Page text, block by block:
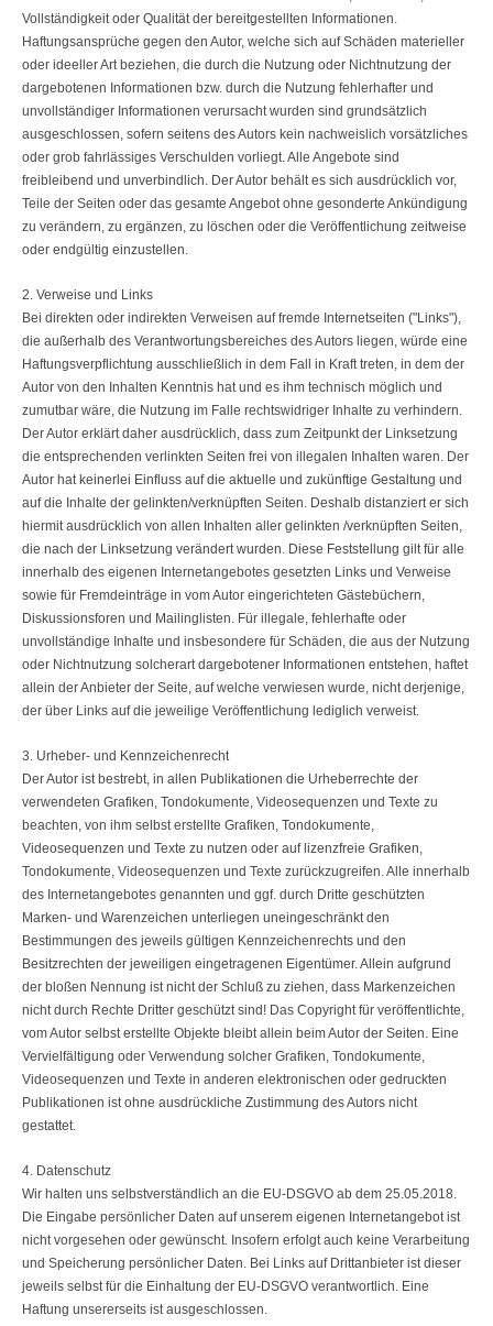
Vollständigkeit oder Qualität der bereitgestellten Informationen.
Haftungsansprüche gegen den Autor, welche sich auf Schäden materieller
oder ideeller Art beziehen, die durch die Nutzung oder Nichtnutzung der
dargebotenen Informationen bzw. durch die Nutzung fehlerhafter und
unvollständiger Informationen verursacht wurden sind grundsätzlich
ausgeschlossen, sofern seitens des Autors kein nachweislich vorsätzliches
oder grob fahrlässiges Verschulden vorliegt. Alle Angebote sind
freibleibend und unverbindlich. Der Autor behält es sich ausdrücklich vor,
Teile der Seiten oder das gesamte Angebot ohne gesonderte Ankündigung
zu verändern, zu ergänzen, zu löschen oder die Veröffentlichung zeitweise
oder endgültig einzustellen.
2. Verweise und Links
Bei direkten oder indirekten Verweisen auf fremde Internetseiten ("Links"),
die außerhalb des Verantwortungsbereiches des Autors liegen, würde eine
Haftungsverpflichtung ausschließlich in dem Fall in Kraft treten, in dem der
Autor von den Inhalten Kenntnis hat und es ihm technisch möglich und
zumutbar wäre, die Nutzung im Falle rechtswidriger Inhalte zu verhindern.
Der Autor erklärt daher ausdrücklich, dass zum Zeitpunkt der Linksetzung
die entsprechenden verlinkten Seiten frei von illegalen Inhalten waren. Der
Autor hat keinerlei Einfluss auf die aktuelle und zukünftige Gestaltung und
auf die Inhalte der gelinkten/verknüpften Seiten. Deshalb distanziert er sich
hiermit ausdrücklich von allen Inhalten aller gelinkten /verknüpften Seiten,
die nach der Linksetzung verändert wurden. Diese Feststellung gilt für alle
innerhalb des eigenen Internetangebotes gesetzten Links und Verweise
sowie für Fremdeinträge in vom Autor eingerichteten Gästebüchern,
Diskussionsforen und Mailinglisten. Für illegale, fehlerhafte oder
unvollständige Inhalte und insbesondere für Schäden, die aus der Nutzung
oder Nichtnutzung solcherart dargebotener Informationen entstehen, haftet
allein der Anbieter der Seite, auf welche verwiesen wurde, nicht derjenige,
der über Links auf die jeweilige Veröffentlichung lediglich verweist.
3. Urheber- und Kennzeichenrecht
Der Autor ist bestrebt, in allen Publikationen die Urheberrechte der
verwendeten Grafiken, Tondokumente, Videosequenzen und Texte zu
beachten, von ihm selbst erstellte Grafiken, Tondokumente,
Videosequenzen und Texte zu nutzen oder auf lizenzfreie Grafiken,
Tondokumente, Videosequenzen und Texte zurückzugreifen. Alle innerhalb
des Internetangebotes genannten und ggf. durch Dritte geschützten
Marken- und Warenzeichen unterliegen uneingeschränkt den
Bestimmungen des jeweils gültigen Kennzeichenrechts und den
Besitzrechten der jeweiligen eingetragenen Eigentümer. Allein aufgrund
der bloßen Nennung ist nicht der Schluß zu ziehen, dass Markenzeichen
nicht durch Rechte Dritter geschützt sind! Das Copyright für veröffentlichte,
vom Autor selbst erstellte Objekte bleibt allein beim Autor der Seiten. Eine
Vervielfältigung oder Verwendung solcher Grafiken, Tondokumente,
Videosequenzen und Texte in anderen elektronischen oder gedruckten
Publikationen ist ohne ausdrückliche Zustimmung des Autors nicht
gestattet.
4. Datenschutz
Wir halten uns selbstverständlich an die EU-DSGVO ab dem 25.05.2018.
Die Eingabe persönlicher Daten auf unserem eigenen Internetangebot ist
nicht vorgesehen oder gewünscht. Insofern erfolgt auch keine Verarbeitung
und Speicherung persönlicher Daten. Bei Links auf Drittanbieter ist dieser
jeweils selbst für die Einhaltung der EU-DSGVO verantwortlich. Eine
Haftung unsererseits ist ausgeschlossen.